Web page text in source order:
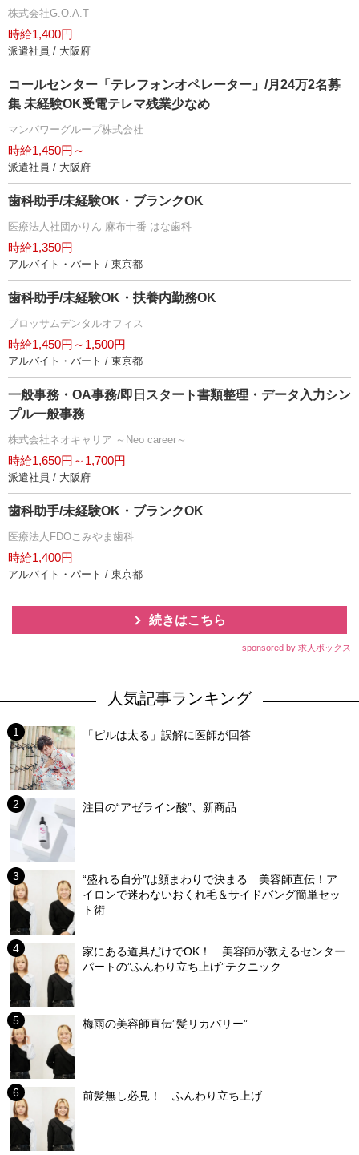
株式会社G.O.A.T
時給1,400円
派遣社員 / 大阪府
コールセンター「テレフォンオペレーター」/月24万2名募
集 未経験OK受電テレマ残業少なめ
マンパワーグループ株式会社
時給1,450円～
派遣社員 / 大阪府
歯科助手/未経験OK・ブランクOK
医療法人社団かりん 麻布十番 はな歯科
時給1,350円
アルバイト・パート / 東京都
歯科助手/未経験OK・扶養内勤務OK
ブロッサムデンタルオフィス
時給1,450円～1,500円
アルバイト・パート / 東京都
一般事務・OA事務/即日スタート書類整理・データ入力シン
プル一般事務
株式会社ネオキャリア ～Neo career～
時給1,650円～1,700円
派遣社員 / 大阪府
歯科助手/未経験OK・ブランクOK
医療法人FDOこみやま歯科
時給1,400円
アルバイト・パート / 東京都
続きはこちら
sponsored by 求人ボックス
人気記事ランキング
「ピルは太る」誤解に医師が回答
注目の“アゼライン酸”、新商品
“盛れる自分”は顔まわりで決まる 美容師直伝！ア
イロンで迷わないおくれ毛＆サイドバング簡単セッ
ト術
家にある道具だけでOK！ 美容師が教えるセンター
パートの”ふんわり立ち上げ”テクニック
梅雨の美容師直伝”髪リカバリー”
前髪無し必見！ ふんわり立ち上げ